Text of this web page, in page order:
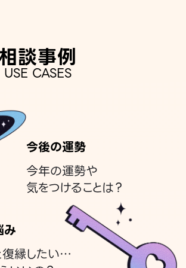
談事例
USE CASES
今後の運勢
今年の運勢や
気をつけることは？
み
復縁したい…